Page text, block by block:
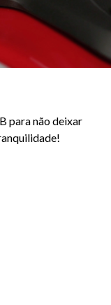
para não deixar